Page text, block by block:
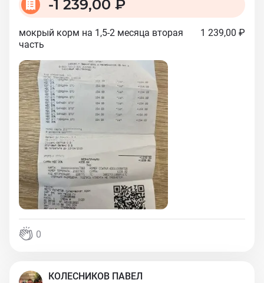
-1 239,00 ₽
мокрый корм на 1,5-2 месяца вторая
часть
1 239,00 ₽
0
КОЛЕСНИКОВ ПАВЕЛ